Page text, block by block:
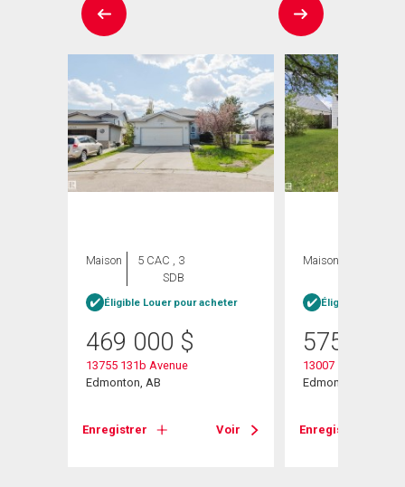
Maison
5 CAC , 3
SDB
Éligible Louer pour acheter
469 000 $
13755 131b Avenue
Edmonton, AB
Enregistrer Voir
Maison
Éligible Louer
575 000
13007 135 Street
Edmonton, AB
Enregistrer